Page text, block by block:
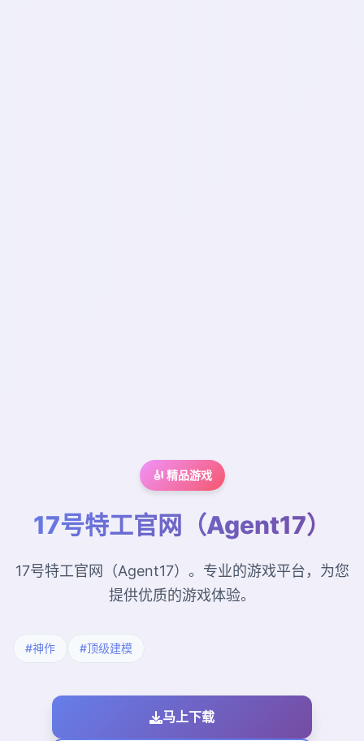
🎻 精品游戏
17号特工官网（Agent17）
17号特工官网（Agent17）。专业的游戏平台，为您
提供优质的游戏体验。
#神作 #顶级建模
马上下载